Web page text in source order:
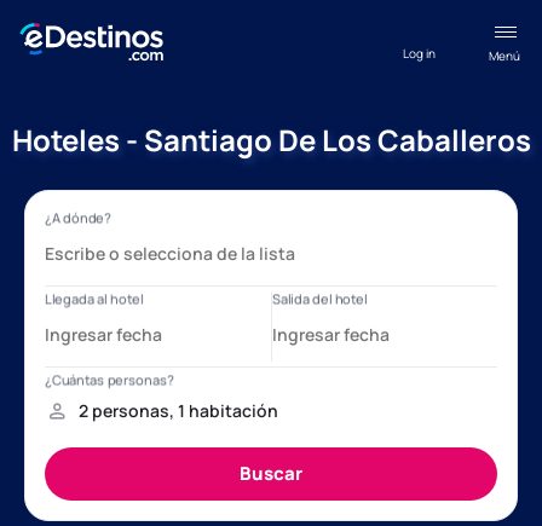
Menú
Log in
Hoteles - Santiago De Los Caballeros